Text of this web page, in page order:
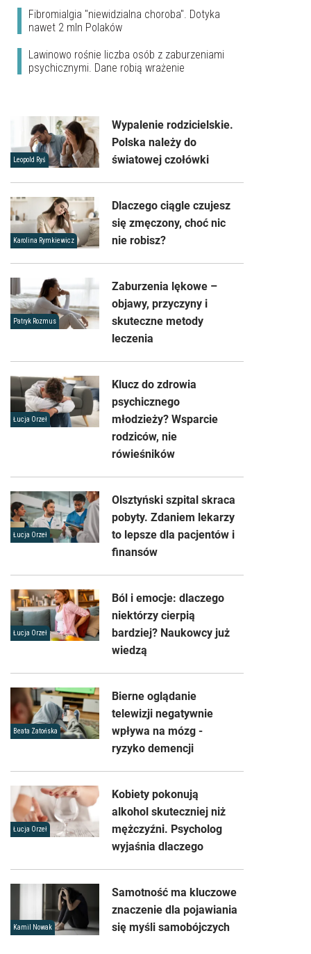
Fibromialgia "niewidzialna choroba". Dotyka
nawet 2 mln Polaków
Lawinowo rośnie liczba osób z zaburzeniami
psychicznymi. Dane robią wrażenie
Leopold Ryś
Wypalenie rodzicielskie.
Polska należy do
światowej czołówki
Karolina Rymkiewicz
Dlaczego ciągle czujesz
się zmęczony, choć nic
nie robisz?
Patryk Rozmus
Zaburzenia lękowe –
objawy, przyczyny i
skuteczne metody
leczenia
Łucja Orzeł
Klucz do zdrowia
psychicznego
młodzieży? Wsparcie
rodziców, nie
rówieśników
Łucja Orzeł
Olsztyński szpital skraca
pobyty. Zdaniem lekarzy
to lepsze dla pacjentów i
finansów
Łucja Orzeł
Ból i emocje: dlaczego
niektórzy cierpią
bardziej? Naukowcy już
wiedzą
Beata Zatońska
Bierne oglądanie
telewizji negatywnie
wpływa na mózg -
ryzyko demencji
Łucja Orzeł
Kobiety pokonują
alkohol skuteczniej niż
mężczyźni. Psycholog
wyjaśnia dlaczego
Kamil Nowak
Samotność ma kluczowe
znaczenie dla pojawiania
się myśli samobójczych